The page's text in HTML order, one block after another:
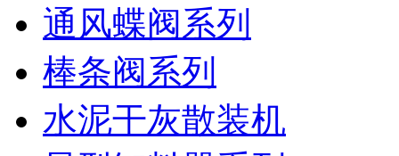
通风蝶阀系列
棒条阀系列
水泥干灰散装机